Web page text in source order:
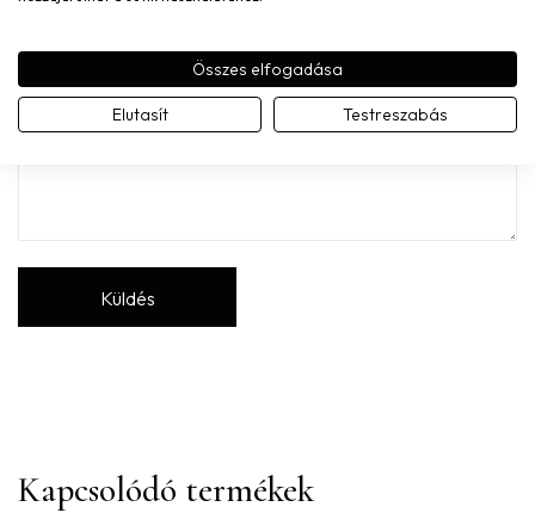
Kapcsolódó termékek
Összes elfogadása
Elutasít Testreszabás